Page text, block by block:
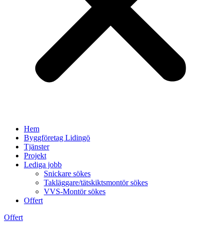
Hem
Byggföretag Lidingö
Tjänster
Projekt
Lediga jobb
Snickare sökes
Takläggare/tätskiktsmontör sökes
VVS-Montör sökes
Offert
Offert